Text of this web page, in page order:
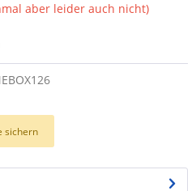
aber leider auch nicht)
sichern